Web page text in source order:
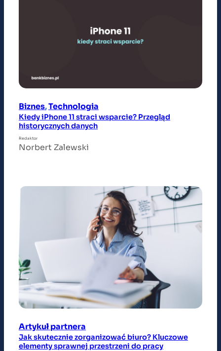
Biznes, Technologia
Kiedy iPhone 11 straci wsparcie? Przegląd
historycznych danych
Redaktor
Norbert Zalewski
Artykuł partnera
Jak skutecznie zorganizować biuro? Kluczowe
elementy sprawnej przestrzeni do pracy